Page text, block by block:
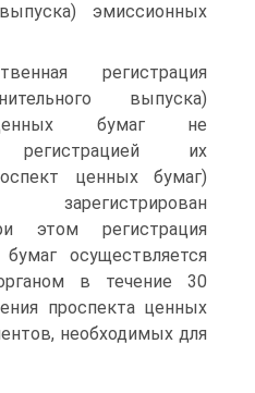
эмиссионных
регистрация
выпуска)
бумаг не
регистрацией их
ценных бумаг)
этом регистрация
осуществляется
в течение 30
проспекта ценных
необходимых для